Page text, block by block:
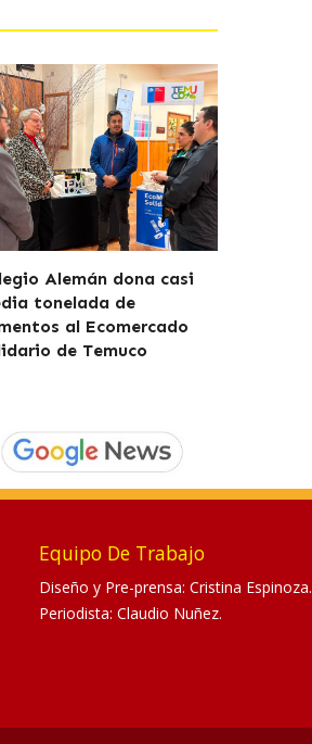
Alemán dona casi
tonelada de
al Ecomercado
de Temuco
Equipo De Trabajo
Diseño y Pre-prensa: Cristina Espinoza.
Periodista: Claudio Nuñez.